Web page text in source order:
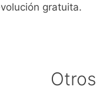
gratuita.